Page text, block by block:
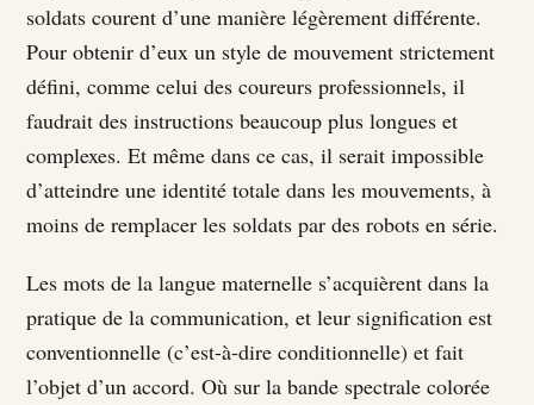
soldats courent d’une manière légèrement différente.
Pour obtenir d’eux un style de mouvement strictement
défini, comme celui des coureurs professionnels, il
faudrait des instructions beaucoup plus longues et
complexes. Et même dans ce cas, il serait impossible
d’atteindre une identité totale dans les mouvements, à
moins de remplacer les soldats par des robots en série.
Les mots de la langue maternelle s’acquièrent dans la
pratique de la communication, et leur signification est
conventionnelle (c’est-à-dire conditionnelle) et fait
l’objet d’un accord. Où sur la bande spectrale colorée